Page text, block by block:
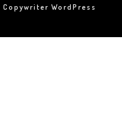
Copywriter WordPress